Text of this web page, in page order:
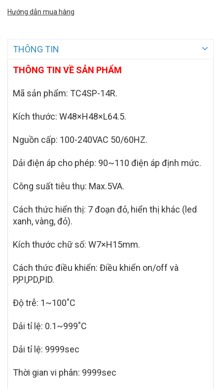
Hướng dẫn mua hàng
THÔNG TIN
THÔNG TIN VỀ SẢN PHẨM
Mã sản phẩm: TC4SP-14R.
Kích thước: W48×H48×L64.5.
Nguồn cấp: 100-240VAC 50/60HZ.
Dải điện áp cho phép: 90~110 điện áp định mức.
Công suất tiêu thụ: Max.5VA.
Cách thức hiển thị: 7 đoạn đỏ, hiển thị khác (led
xanh, vàng, đỏ).
Kích thước chữ số: W7×H15mm.
Cách thức điều khiển: Điều khiển on/off và
P,PI,PD,PID.
Độ trễ: 1~100˚C
Dải tỉ lệ: 0.1~999˚C
Dải tỉ lệ: 9999sec
Thời gian vi phân: 9999sec